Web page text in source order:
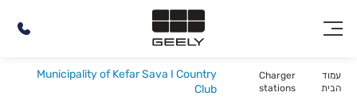
עמוד
הבית
Charger
stations
Municipality of Kefar Sava I Country
Club